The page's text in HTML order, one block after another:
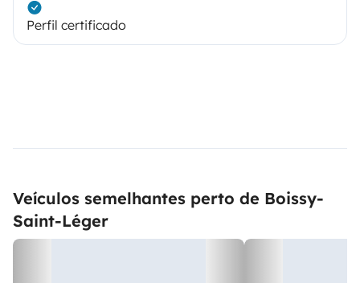
Perfil certificado
Veículos semelhantes perto de Boissy-
Saint-Léger